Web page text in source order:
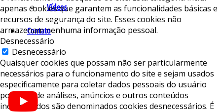
Vídeos
Contato
apenas cookies que garantem as funcionalidades básicas e
recursos de segurança do site. Esses cookies não
armazenam nenhuma informação pessoal.
Desnecessário
Desnecessário
Quaisquer cookies que possam não ser particularmente
necessários para o funcionamento do site e sejam usados ​​
especificamente para coletar dados pessoais do usuário
por meio de análises, anúncios e outros conteúdos
incorporados são denominados cookies desnecessários. É